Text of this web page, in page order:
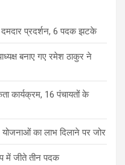
दमदार प्रदर्शन, 6 पदक झटके
बनाए गए रमेश ठाकुर ने
कार्यक्रम, 16 पंचायतों के
योजनाओं का लाभ दिलाने पर जोर
में जीते तीन पदक